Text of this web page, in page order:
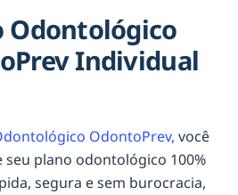
Odontológico
Individual
OdontoPrev, você
plano odontológico 100%
segura e sem burocracia,